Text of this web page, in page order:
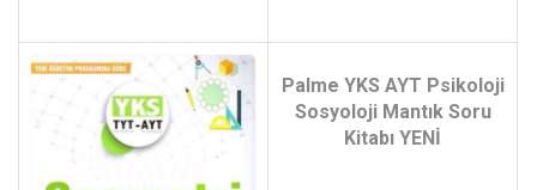
Palme YKS AYT Psikoloji
Sosyoloji Mantık Soru
Kitabı YENİ